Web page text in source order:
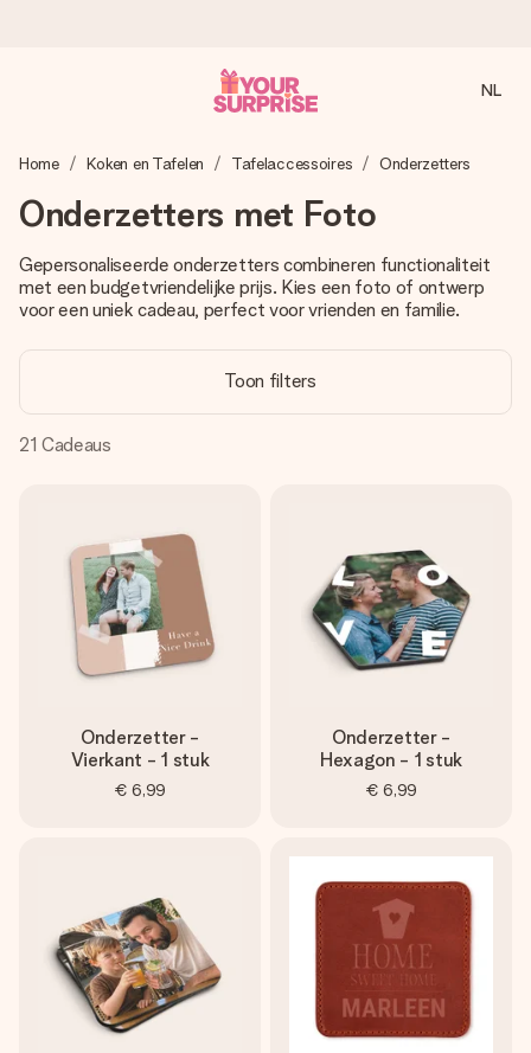
We maken jouw cadeau met zorg en zorgen dat het
het juiste moment, wanneer het het meeste betekent.
4,8 (gebaseerd op +8.000 reviews)
Onze cadeaus worden gewaardeerd. Klanten beoordelen
ons met een 4,7 op Google Reviews
jullie foto of een boodschap die raakt. Zonder gedoe, maar
met alle aandacht voor het moment.
NL
Home Koken en Tafelen Tafelaccessoires Onderzetters
Onderzetters met Foto
Gepersonaliseerde onderzetters combineren functionaliteit
met een budgetvriendelijke prijs. Kies een foto of ontwerp
voor een uniek cadeau, perfect voor vrienden en familie.
Toon filters
21 Cadeaus
Onderzetter -
Vierkant - 1 stuk
€ 6,99
Onderzetter -
Hexagon - 1 stuk
€ 6,99